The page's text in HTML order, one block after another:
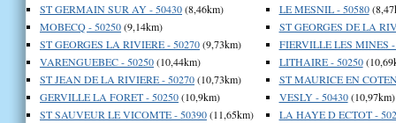
ST GERMAIN SUR AY - 50430(8,46km)
MOBECQ - 50250(9,14km)
ST GEORGES LA RIVIERE - 50270(9,73km)
VARENGUEBEC - 50250(10,44km)
ST JEAN DE LA RIVIERE - 50270(10,73km)
GERVILLE LA FORET - 50250(10,9km)
ST SAUVEUR LE VICOMTE - 50390(11,65km)
LE MESNIL - 50580
ST GEORGES DE LA
FIERVILLE LES MINES -
LITHAIRE - 50250
ST MAURICE EN
VESLY - 50430(10,97km)
LA HAYE D ECTOT -